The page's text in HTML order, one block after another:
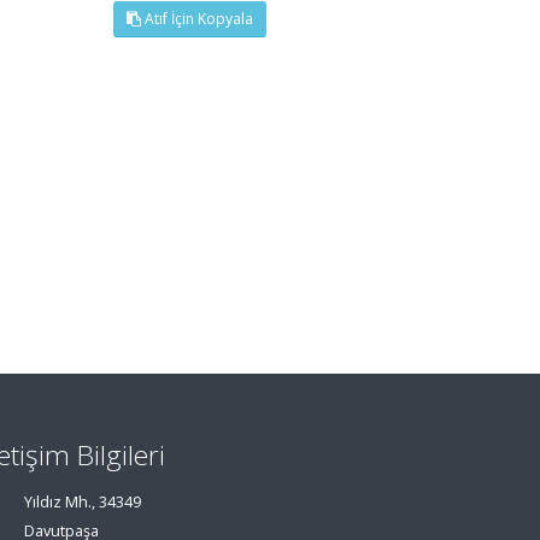
Atıf İçin Kopyala
Bilgileri
Yıldız Mh., 34349
Davutpaşa